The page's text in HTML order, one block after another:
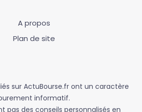
A propos
Plan de site
sur ActuBourse.fr ont un caractère
informatif.
pas des conseils personnalisés en